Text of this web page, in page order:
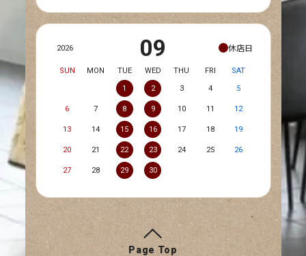
2026 09 休店日
SUN MON TUE WED THU FRI
SAT
1
2 3 4 5
6 7 8 9 10 11 12
13 14 15 16 17 18 19
20 21 22 23 24 25 26
27 28 29 30
Page Top